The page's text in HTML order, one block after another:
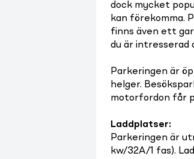
dock mycket
kan förekomma.
finns även ett
du är intresserad
Parkeringen är
helger.
motorfordon får
Laddplatser:
Parkeringen är
kw/32A/1 fas).